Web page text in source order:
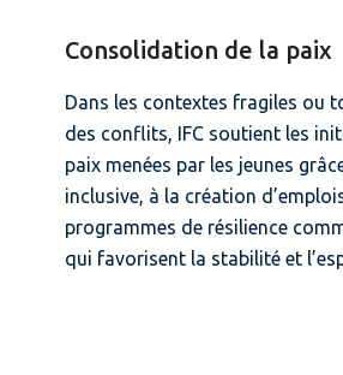
Consolidation de la paix
Dans les contextes fragiles ou
des conflits, IFC soutient les
paix menées par les jeunes
inclusive, à la création
programmes de résilience
qui favorisent la stabilité et